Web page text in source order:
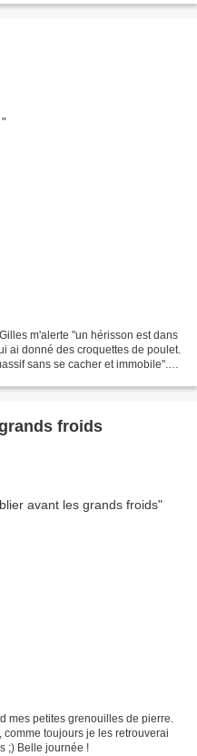
m'alerte "un hérisson est dans
ai donné des croquettes de poulet.
sans se cacher et immobile".
froids
mes petites grenouilles de pierre.
toujours je les retrouverai
;) Belle journée !